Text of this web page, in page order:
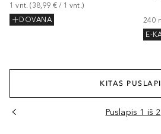
1 vnt. (38,99 € / 1 vnt.)
DOVANA
240
E-
KITAS
Puslapis 1 iš 2